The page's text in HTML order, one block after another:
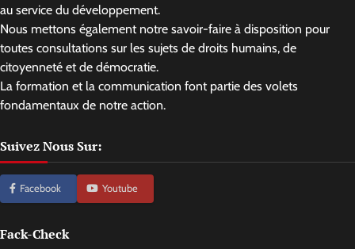
au service du développement.
Nous mettons également notre savoir-faire à disposition pour
toutes consultations sur les sujets de droits humains, de
citoyenneté et de démocratie.
La formation et la communication font partie des volets
fondamentaux de notre action.
Suivez Nous Sur:
Facebook Youtube
Fack-Check